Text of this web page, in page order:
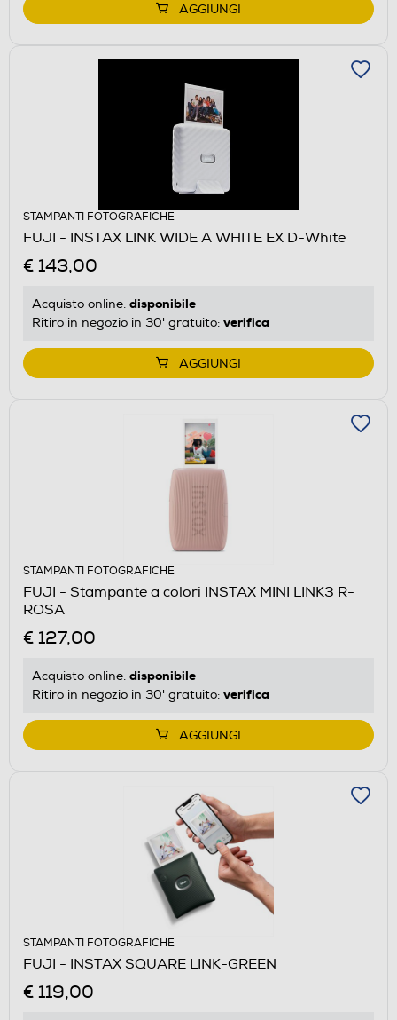
AGGIUNGI
STAMPANTI FOTOGRAFICHE
FUJI - INSTAX LINK WIDE A WHITE EX D-White
€ 143,00
Acquisto online: disponibile
Ritiro in negozio in 30' gratuito: verifica
AGGIUNGI
STAMPANTI FOTOGRAFICHE
FUJI - Stampante a colori INSTAX MINI LINK3 R-
ROSA
€ 127,00
Acquisto online: disponibile
Ritiro in negozio in 30' gratuito: verifica
AGGIUNGI
STAMPANTI FOTOGRAFICHE
FUJI - INSTAX SQUARE LINK-GREEN
€ 119,00